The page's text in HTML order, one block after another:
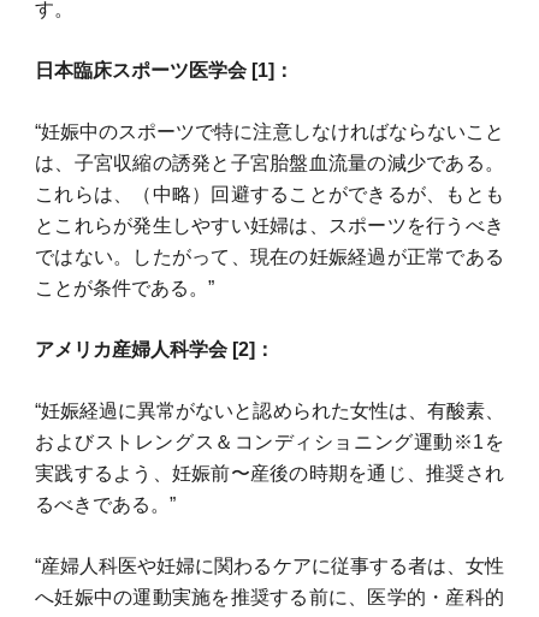
す。
日本臨床スポーツ医学会 [1]：
“妊娠中のスポーツで特に注意しなければならないこと
は、子宮収縮の誘発と子宮胎盤血流量の減少である。
これらは、（中略）回避することができるが、もとも
とこれらが発生しやすい妊婦は、スポーツを行うべき
ではない。したがって、現在の妊娠経過が正常である
ことが条件である。”
アメリカ産婦人科学会 [2]：
“妊娠経過に異常がないと認められた女性は、有酸素、
およびストレングス＆コンディショニング運動※1を
実践するよう、妊娠前〜産後の時期を通じ、推奨され
るべきである。”
“産婦人科医や妊婦に関わるケアに従事する者は、女性
へ妊娠中の運動実施を推奨する前に、医学的・産科的